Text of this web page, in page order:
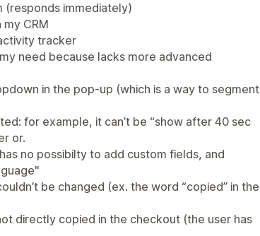
(responds immediately)
CRM
tracker
need because lacks more advanced
in the pop-up (which is a way to segment
for example, it can’t be “show after 40 sec
or.
no possibilty to add custom fields, and
be changed (ex. the word “copied” in the
directly copied in the checkout (the user has